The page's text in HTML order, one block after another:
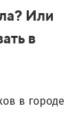
Или
в
в городе